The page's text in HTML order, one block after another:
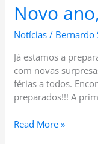
Novo
Notícias / Bernardo
Já estamos a
com novas
férias a todos.
preparados!!! A
Read More »